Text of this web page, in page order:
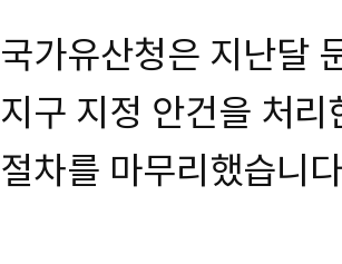
국가유산청은 지난달
지구 지정 안건을 처
절차를 마무리했습니